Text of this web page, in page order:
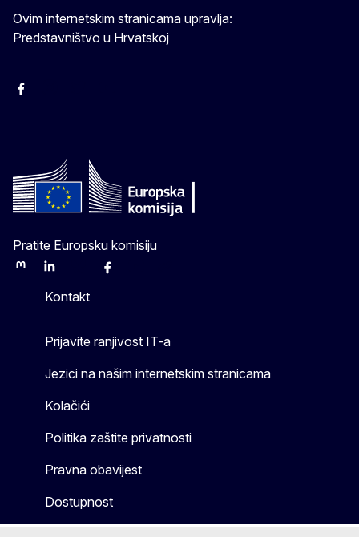
Ovim internetskim stranicama upravlja:
Predstavništvo u Hrvatskoj
Facebook
Pratite Europsku komisiju
MastodonLinkedInBlueskyFacebook
Kontakt
Prijavite ranjivost IT-a
Jezici na našim internetskim stranicama
Kolačići
Politika zaštite privatnosti
Pravna obavijest
Dostupnost